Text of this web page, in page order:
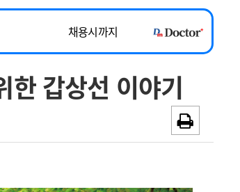
정책/통계 공시
채용시까지
~2026-08-15
~2026-08-31
갑상선 이야기